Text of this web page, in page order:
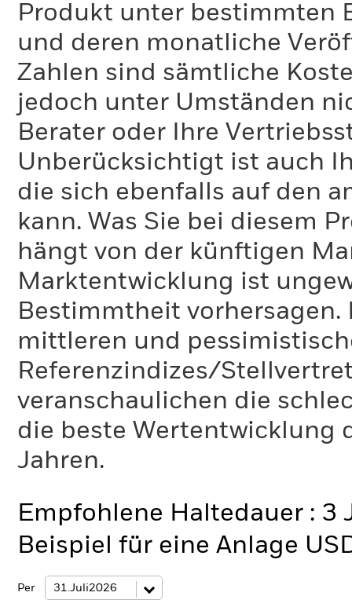
Produkt unter bestimmten
und deren monatliche
Zahlen sind sämtliche
jedoch unter Umständen
Berater oder Ihre
Unberücksichtigt ist auch
die sich ebenfalls auf den
kann. Was Sie bei diesem
hängt von der künftigen
Marktentwicklung ist
Bestimmtheit
mittleren und
Referenzindizes/
veranschaulichen die
die beste Wertentwicklung
Jahren.
Empfohlene Haltedauer : 3
Beispiel für eine Anlage
Per